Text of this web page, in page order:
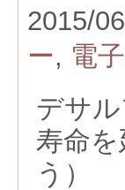
2015/
ー, 電
デサ
寿命
う）